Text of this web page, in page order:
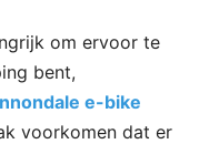
om ervoor te
bent,
e-bike
voorkomen dat er